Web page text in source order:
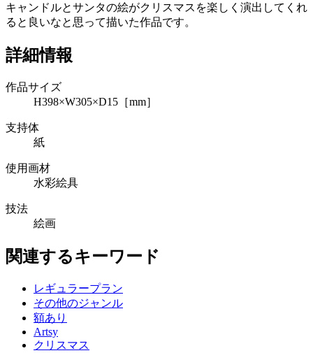
キャンドルとサンタの絵がクリスマスを楽しく演出してくれ
ると良いなと思って描いた作品です。
詳細情報
作品サイズ
H398×W305×D15［mm］
支持体
紙
使用画材
水彩絵具
技法
絵画
関連するキーワード
レギュラープラン
その他のジャンル
額あり
Artsy
クリスマス